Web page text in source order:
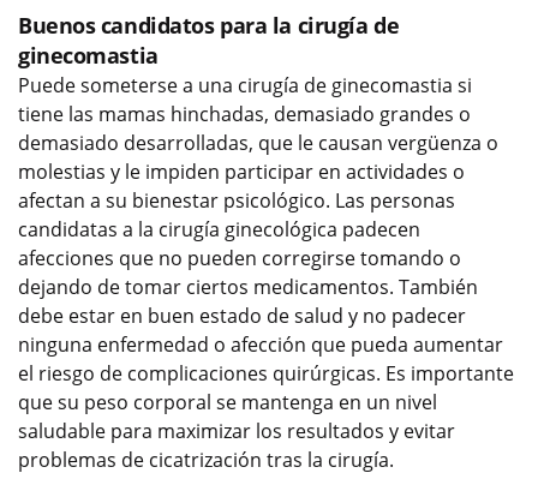
Buenos candidatos para la cirugía de
ginecomastia
Puede someterse a una cirugía de ginecomastia si
tiene las mamas hinchadas, demasiado grandes o
demasiado desarrolladas, que le causan vergüenza o
molestias y le impiden participar en actividades o
afectan a su bienestar psicológico. Las personas
candidatas a la cirugía ginecológica padecen
afecciones que no pueden corregirse tomando o
dejando de tomar ciertos medicamentos. También
debe estar en buen estado de salud y no padecer
ninguna enfermedad o afección que pueda aumentar
el riesgo de complicaciones quirúrgicas. Es importante
que su peso corporal se mantenga en un nivel
saludable para maximizar los resultados y evitar
problemas de cicatrización tras la cirugía.